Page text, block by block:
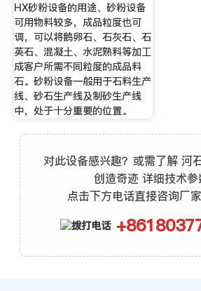
HX砂粉设备的用途、砂粉设备
可用物料较多，成品粒度也可
调，可以将鹅卵石、石灰石、石
英石、混凝土、水泥熟料等加工
成客户所需不同粒度的成品料
石。砂粉设备一般用于石料生产
线、砂石生产线及制砂生产线
中，处于十分重要的位置。
对此设备感兴趣？或需了解 河
创造奇迹 详细技术参
点击下方电话直接咨询厂家